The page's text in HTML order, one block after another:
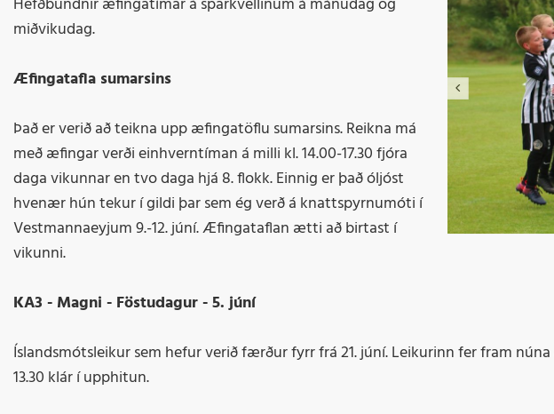
miðvikudag.
Æfingatafla sumarsins
Það er verið að teikna upp æfingatöflu sumarsins. Reikna má
með æfingar verði einhverntíman á milli kl. 14.00-17.30 fjóra
daga vikunnar en tvo daga hjá 8. flokk. Einnig er það óljóst
hvenær hún tekur í gildi þar sem ég verð á knattspyrnumóti í
Vestmannaeyjum 9.-12. júní. Æfingataflan ætti að birtast í
vikunni.
KA3 - Magni - Föstudagur - 5. júní
Íslandsmótsleikur sem hefur verið færður fyrr frá 21. júní. Leikurinn fer fram
13.30 klár í upphitun.